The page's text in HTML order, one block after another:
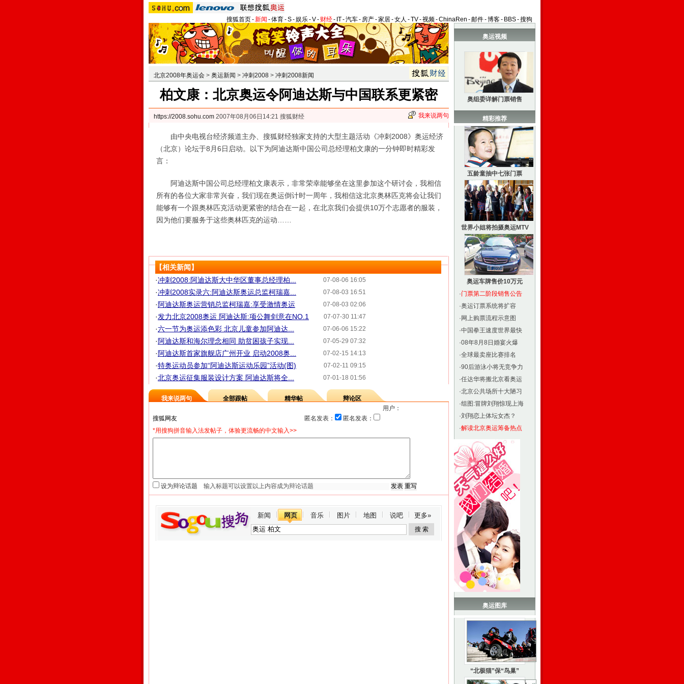
搜狐首页-新闻 -体育-S-娱乐-V- 财经- IT-汽车- 房产-家居-女人 -TV-视频-ChinaRen -邮件-博客- BBS-搜狗
北京2008年奥运会 > 奥运新闻 > 冲刺2008 > 冲刺2008新闻
柏文康：北京奥运令阿迪达斯与中国联系更紧密
https://2008.sohu.com 2007年08月06日14:21 搜狐财经 我来说两句
由中央电视台经济频道主办、搜狐财经独家支持的大型主题活动《冲刺2008》奥运经济
（北京）论坛于8月6日启动。以下为阿迪达斯中国公司总经理柏文康的一分钟即时精彩发
言：
阿迪达斯中国公司总经理柏文康表示，非常荣幸能够坐在这里参加这个研讨会，我相信
所有的各位大家非常兴奋，我们现在奥运倒计时一周年，我相信这北京奥林匹克将会让我们
能够有一个跟奥林匹克活动更紧密的结合在一起，在北京我们会提供10万个志愿者的服装，
因为他们要服务于这些奥林匹克的运动……
【相关新闻】
07-08-06 16:05
·冲刺2008:阿迪达斯大中华区董事总经理柏...
07-08-03 16:51
·冲刺2008实录六:阿迪达斯奥运总监柯瑞嘉...
07-08-03 02:06
· 阿迪达斯奥运营销总监柯瑞嘉:享受激情奥运
07-07-30 11:47
·发力北京2008奥运 阿迪达斯:项公舞剑意在NO.1
07-06-06 15:22
·六一节为奥运添色彩 北京儿童参加阿迪达...
07-05-29 07:32
· 阿迪达斯和海尔理念相同 助贫困孩子实现...
07-02-15 14:13
· 阿迪达斯首家旗舰店广州开业 启动2008奥...
07-02-11 09:15
·特奥运动员参加“阿迪达斯运动乐园”活动(图)
07-01-18 01:56
·北京奥运征集服装设计方案 阿迪达斯将全...
我来说两句 全部跟帖 精华帖
辩论区
用户：
匿名发表：
匿名发表：
*用搜狗拼音输入法发帖子，体验更流畅的中文输入>>
设为辩论话题
新闻 网页 音乐 图片 地图 说吧 更多»
奥运视频
奥组委详解门票销售
精彩推荐
五龄童抽中七张门票
世界小姐将拍摄奥运MTV
奥运车牌售价10万元
·门票第二阶段销售公告
·奥运订票系统将扩容
· 网上购票流程示意图
·中国拳王速度世界最快
·08年8月8日婚宴火爆
·全球最卖座比赛排名
·90后游泳小将无竞争力
·任达华将搬北京看奥运
·北京公共场所十大陋习
·组图:冒牌刘翔惊现上海
·刘翔恋上体坛女杰？
·解读北京奥运筹备热点
奥运图库
“北极猫”保“鸟巢”